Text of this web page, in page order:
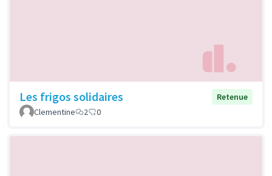
Les frigos solidaires
Retenue
Clementine
2 0